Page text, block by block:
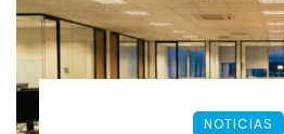
NOTICIAS